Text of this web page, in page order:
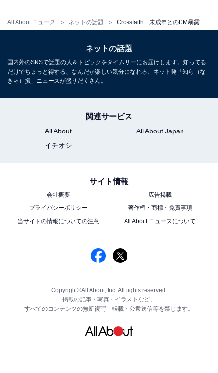
All About ニュース ネットの話題
ネットの話題
国内外のSNSで話題の人＆トピックをタイムリーにお届けします。知ってる
だけでちょっと得する、なんだか楽しい気分になれる、ネット発「知ら（な
きゃ）損」ニュースが盛りだくさん。
関連サービス
All About
All About Japan
イチオシ
サイト情報
会社概要
広告掲載
プライバシーポリシー
著作権・商標・免責事項
当サイトの情報についての注意
All About ニュースについて
Copyright©All About, Inc. All rights reserved.
掲載の記事・写真・イラストなど、
すべてのコンテンツの無断複写・転載・公衆送信等を禁じます。